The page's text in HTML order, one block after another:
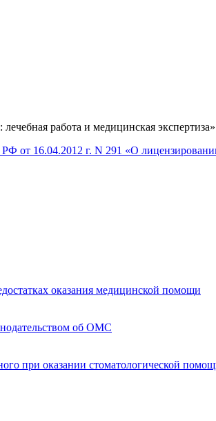
работа и медицинская
от 16.04.2012 г. N 291 «О
оказания медицинской помощи
об ОМС
при оказании стоматологической